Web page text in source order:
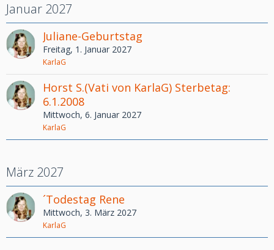
Januar 2027
Juliane-Geburtstag
Freitag, 1. Januar 2027
KarlaG
Horst S.(Vati von KarlaG) Sterbetag:
6.1.2008
Mittwoch, 6. Januar 2027
KarlaG
März 2027
´Todestag Rene
Mittwoch, 3. März 2027
KarlaG